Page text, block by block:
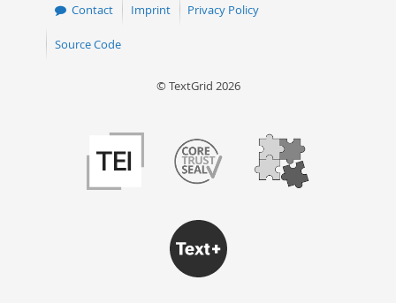
Contact Imprint Privacy Policy
Source Code
© TextGrid 2026